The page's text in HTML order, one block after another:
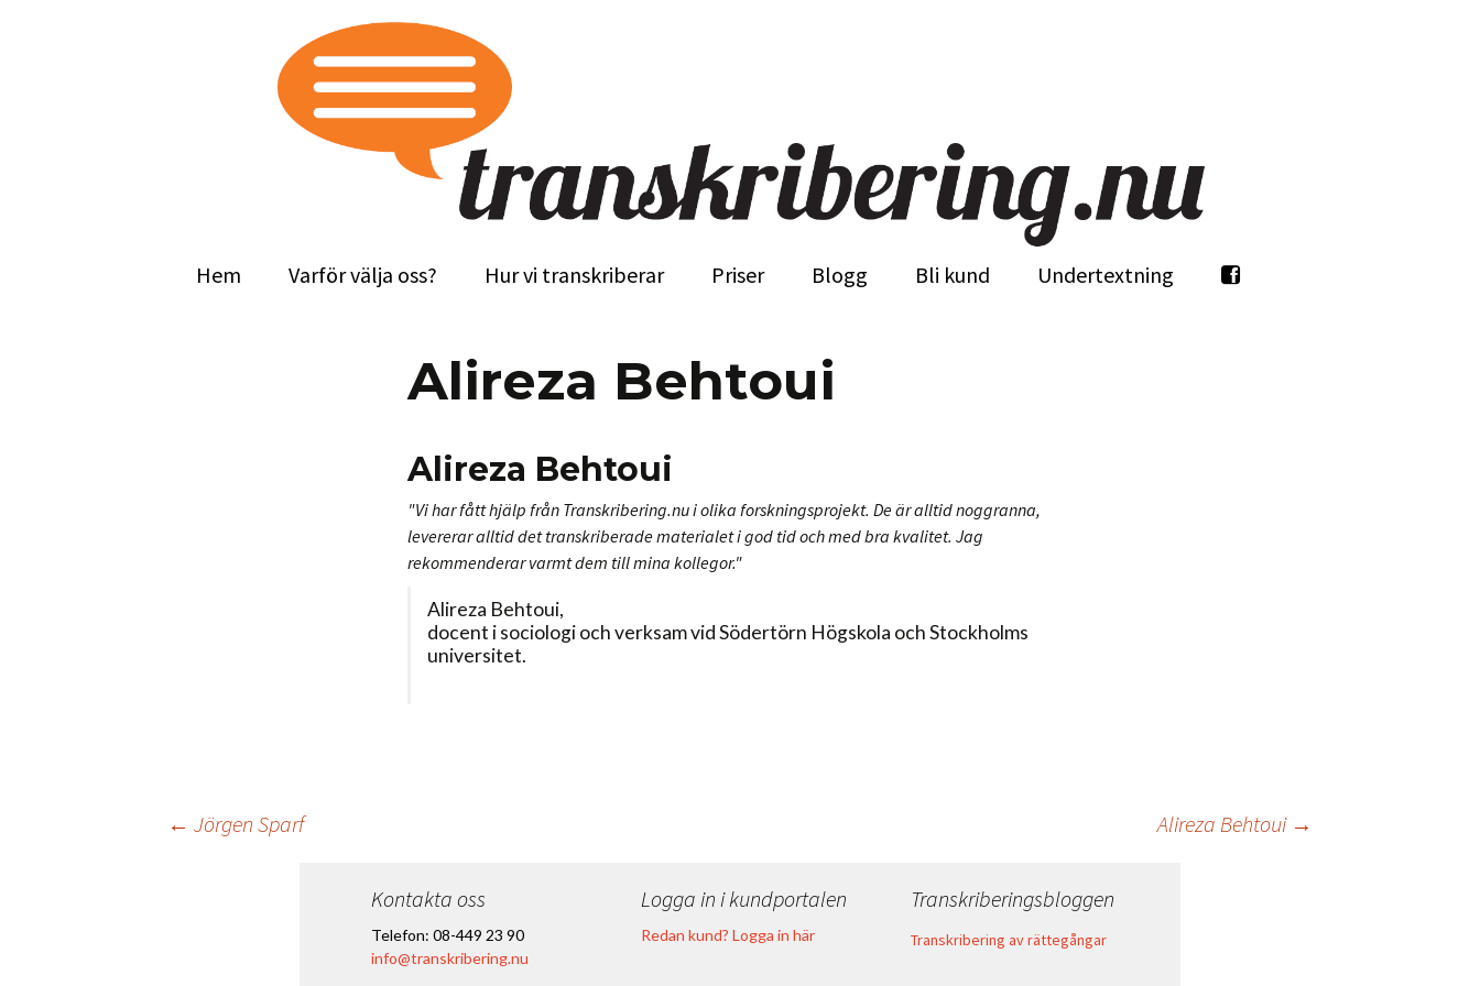
Transkribering.nu
Hem Varför välja oss? Hur vi transkriberar Priser Blogg Bli kund Undertextning
Alireza Behtoui
Alireza Behtoui
"Vi har fått hjälp från Transkribering.nu i olika forskningsprojekt. De är alltid noggranna,
levererar alltid det transkriberade materialet i god tid och med bra kvalitet. Jag
rekommenderar varmt dem till mina kollegor."
Alireza Behtoui,
docent i sociologi och verksam vid Södertörn Högskola och Stockholms
universitet.
Inläggsnavigering
← Jörgen Sparf Alireza Behtoui →
Transkriberingsbloggen
Transkribering av rättegångar
Logga in i kundportalen
Redan kund? Logga in här
Kontakta oss
Telefon: 08-449 23 90
info@transkribering.nu